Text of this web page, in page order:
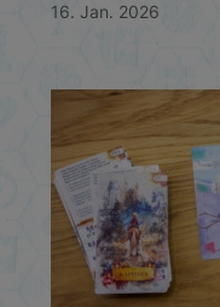
16. Jan. 2026